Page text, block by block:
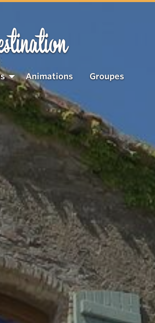
Animations Groupes